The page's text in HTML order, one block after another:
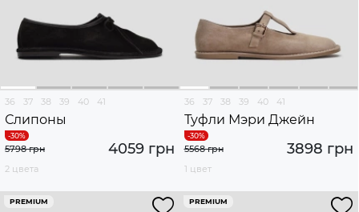
36 37 38 39 40 41
Слипоны
4059 грн
5798 грн
2 цвета
36 37 38 39 40 41
Туфли Мэри Джейн
3898 грн
5568 грн
1 цвет
PREMIUM PREMIUM